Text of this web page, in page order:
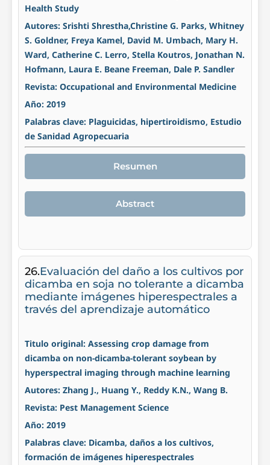
Health Study
Autores: Srishti Shrestha,Christine G. Parks, Whitney
S. Goldner, Freya Kamel, David M. Umbach, Mary H.
Ward, Catherine C. Lerro, Stella Koutros, Jonathan N.
Hofmann, Laura E. Beane Freeman, Dale P. Sandler
Revista: Occupational and Environmental Medicine
Año: 2019
Palabras clave: Plaguicidas, hipertiroidismo, Estudio
de Sanidad Agropecuaria
Resumen
Abstract
26.Evaluación del daño a los cultivos por
dicamba en soja no tolerante a dicamba
mediante imágenes hiperespectrales a
través del aprendizaje automático
Titulo original: Assessing crop damage from
dicamba on non-dicamba-tolerant soybean by
hyperspectral imaging through machine learning
Autores: Zhang J., Huang Y., Reddy K.N., Wang B.
Revista: Pest Management Science
Año: 2019
Palabras clave: Dicamba, daños a los cultivos,
formación de imágenes hiperespectrales